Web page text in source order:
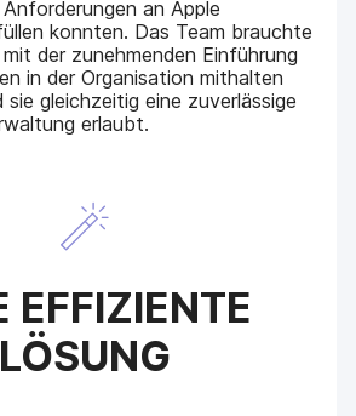
an Apple
konnten. Das Team brauchte
der zunehmenden Einführung
in der Organisation mithalten
gleichzeitig eine zuverlässige
erlaubt.
EFFIZIENTE
LÖSUNG